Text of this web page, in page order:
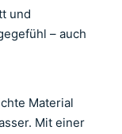
und
– auch
Material
Mit einer